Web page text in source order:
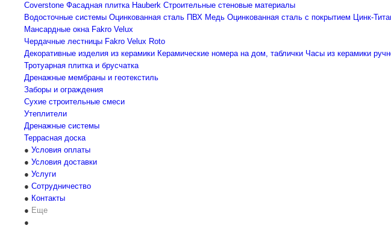
Coverstone Фасадная плитка Hauberk Строительные стеновые материалы
Водосточные системы Оцинкованная сталь ПВХ Медь Оцинкованная сталь с покрытием Цинк-
Мансардные окна Fakro Velux
Чердачные лестницы Fakro Velux Roto
Декоративные изделия из керамики Керамические номера на дом, таблички Часы из керамики
Тротуарная плитка и брусчатка
Дренажные мембраны и геотекстиль
Заборы и ограждения
Сухие строительные смеси
Утеплители
Дренажные системы
Террасная доска
Условия оплаты
Условия доставки
Услуги
Сотрудничество
Контакты
Еще